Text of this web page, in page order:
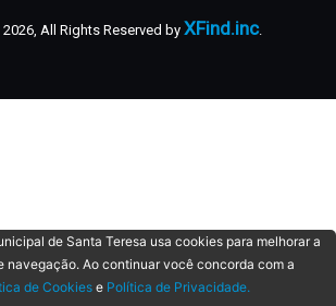
All Rights Reserved by XFind.inc.
de Santa Teresa usa cookies para melhorar a
navegação. Ao continuar você concorda com a
de Cookiese Política de Privacidade.